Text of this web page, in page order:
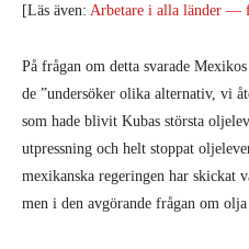
[Läs även: Arbetare i alla länder —
På frågan om detta svarade
de ”undersöker olika alternativ, vi
som hade blivit Kubas största
utpressning och helt stoppat
mexikanska regeringen har skickat
men i den avgörande frågan om